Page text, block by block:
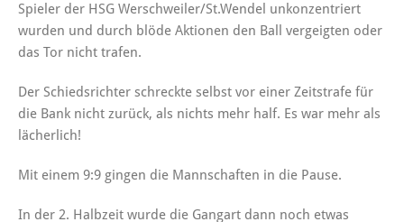
Spieler der HSG Werschweiler/St.Wendel unkonzentriert
wurden und durch blöde Aktionen den Ball vergeigten oder
das Tor nicht trafen.
Der Schiedsrichter schreckte selbst vor einer Zeitstrafe für
die Bank nicht zurück, als nichts mehr half. Es war mehr als
lächerlich!
Mit einem 9:9 gingen die Mannschaften in die Pause.
In der 2. Halbzeit wurde die Gangart dann noch etwas